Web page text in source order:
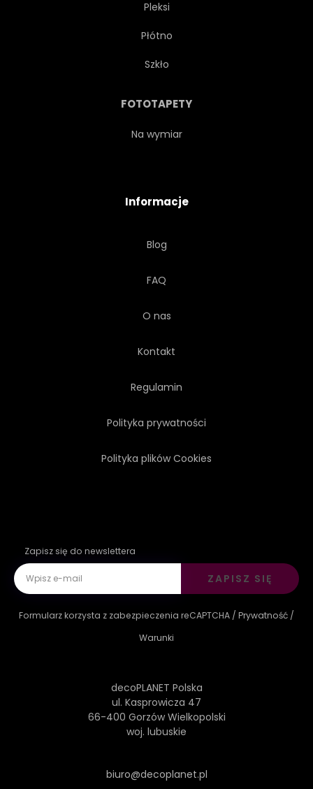
Pleksi
Płótno
Szkło
FOTOTAPETY
Na wymiar
Informacje
Blog
FAQ
O nas
Kontakt
Regulamin
Polityka prywatności
Polityka plików Cookies
Zapisz się do newslettera
ZAPISZ SIĘ
Formularz korzysta z zabezpieczenia reCAPTCHA / Prywatność /
Warunki
decoPLANET Polska
ul. Kasprowicza 47
66-400 Gorzów Wielkopolski
woj. lubuskie
biuro@decoplanet.pl